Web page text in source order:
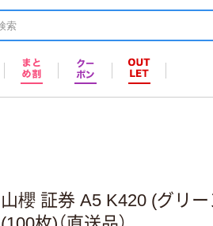
山櫻 証券 A5 K420 (グリー